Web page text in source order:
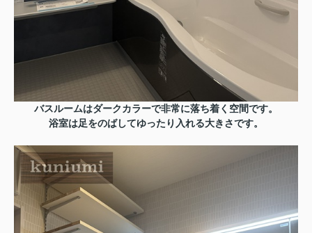
バスルームはダークカラーで非常に落ち着く空間です。
浴室は足をのばしてゆったり入れる大きさです。